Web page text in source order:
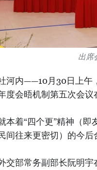
出席
河内——10月30日上午
度会晤机制第五次会议
本着“四个更”精神（
间往来更密切）的今
交部常务副部长阮明